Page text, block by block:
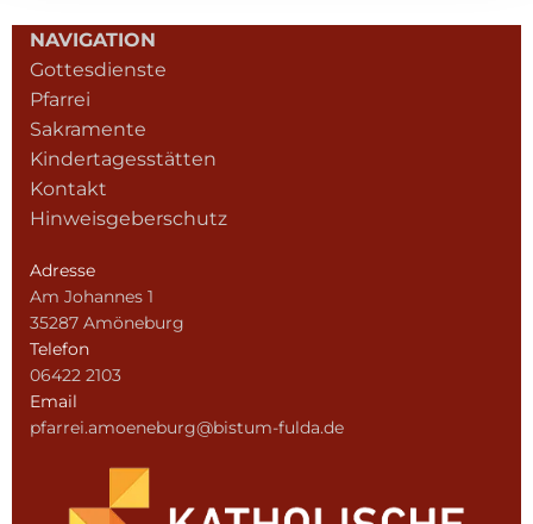
NAVIGATION
Gottesdienste
Pfarrei
Sakramente
Kindertagesstätten
Kontakt
Hinweisgeberschutz
Adresse
Am Johannes 1
35287 Amöneburg
Telefon
06422 2103
Email
pfarrei.amoeneburg@bistum-fulda.de